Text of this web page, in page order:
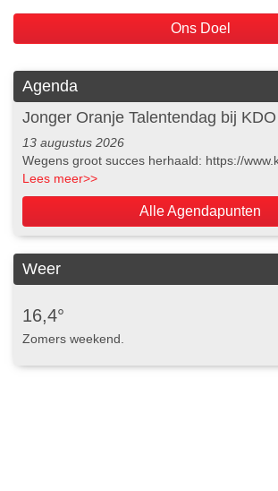
Ons Doel
Agenda
Jonger Oranje Talentendag bij KDO
13 augustus 2026
Wegens groot succes herhaald: https://
Lees meer>>
Alle Agendapunten
Weer
16,4°
Zomers weekend